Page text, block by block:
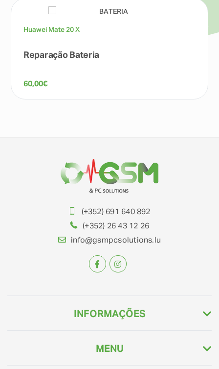
Huawei Mate 20 X
Reparação Bateria
60,00€
(+352) 691 640 892
(+352) 26 43 12 26
info@gsmpcsolutions.lu
INFORMAÇÕES
MENU